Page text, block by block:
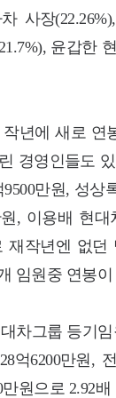
사장
윤갑한
년에 새로 연
경영인들도
만원, 성상
원, 이용배 현
재작년엔 없던
임원중 연봉
차그룹 등기
억6200만원,
만원으로 2.92